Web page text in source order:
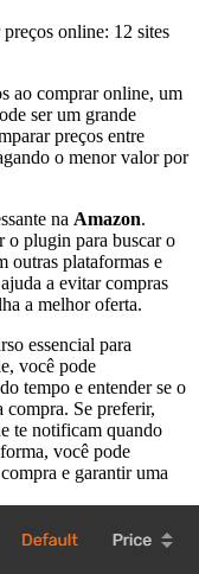
online: 12 sites
ao comprar online, um
ser um grande
preços entre
o menor valor por
na Amazon.
o plugin para buscar o
outras plataformas e
a evitar compras
a melhor oferta.
essencial para
você pode
tempo e entender se o
compra. Se preferir,
te notificam quando
você pode
e garantir uma